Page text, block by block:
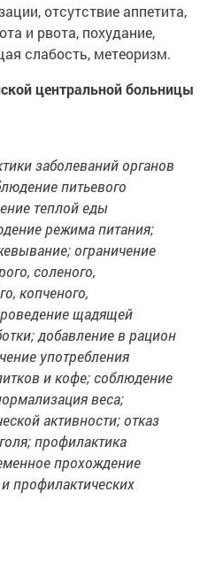
отсутствие аппетита,
и рвота, похудание,
слабость, метеоризм.
центральной больницы
заболеваний органов
питьевого
теплой еды
режима питания;
ограничение
соленого,
копченого,
щадящей
добавление в рацион
употребления
и кофе; соблюдение
веса;
активности; отказ
профилактика
прохождение
профилактических